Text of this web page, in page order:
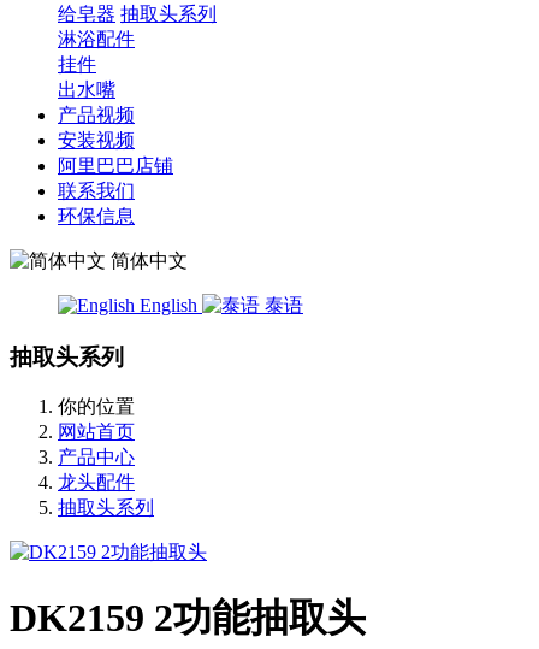
给皂器 抽取头系列
淋浴配件
挂件
出水嘴
产品视频
安装视频
阿里巴巴店铺
联系我们
环保信息
简体中文
English 泰语
抽取头系列
你的位置
网站首页
产品中心
龙头配件
抽取头系列
DK2159 2功能抽取头